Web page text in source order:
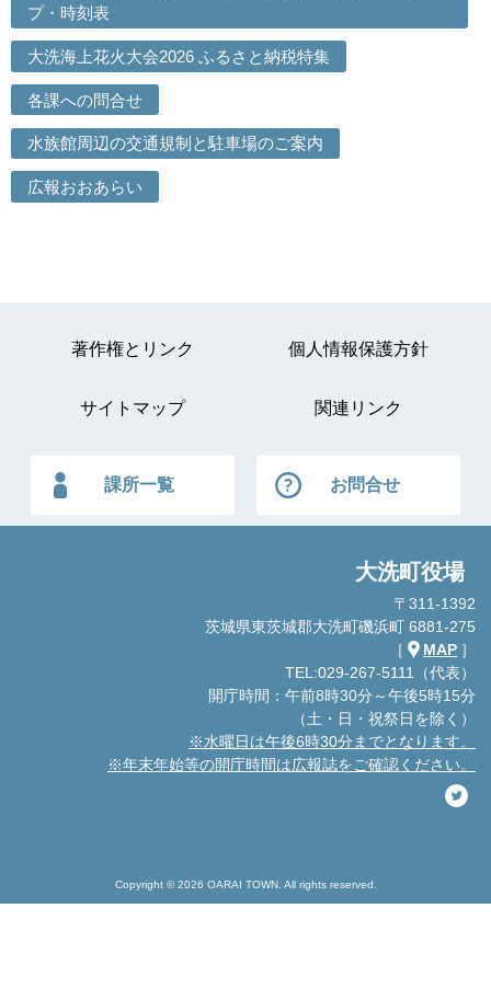
プ・時刻表
大洗海上花火大会2026 ふるさと納税特集
各課への問合せ
水族館周辺の交通規制と駐車場のご案内
広報おおあらい
著作権とリンク 個人情報保護方針
サイトマップ 関連リンク
課所一覧 お問合せ
大洗町役場
〒311-1392
茨城県東茨城郡大洗町磯浜町 6881-275
［
MAP ］
TEL:029-267-5111（代表）
開庁時間：午前8時30分～午後5時15分
（土・日・祝祭日を除く）
※水曜日は午後6時30分までとなります。
※年末年始等の開庁時間は広報誌をご確認ください。
Copyright © 2026 OARAI TOWN. All rights reserved.